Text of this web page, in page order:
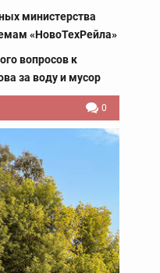
министерства
«НовоТехРейла»
вопросов к
за воду и мусор
0